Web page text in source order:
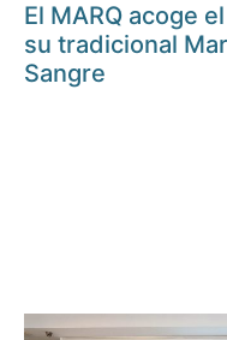
El MARQ acoge
su tradicional
Sangre